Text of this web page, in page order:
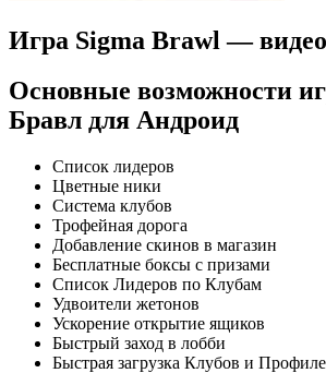
Игра Sigma Brawl — видео
Основные возможности
Бравл для Андроид
Список лидеров
Цветные ники
Система клубов
Трофейная дорога
Добавление скинов в магазин
Бесплатные боксы с призами
Список Лидеров по Клубам
Удвоители жетонов
Ускорение открытие ящиков
Быстрый заход в лобби
Быстрая загрузка Клубов и